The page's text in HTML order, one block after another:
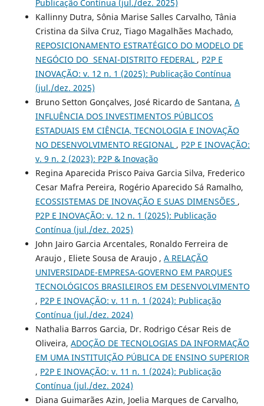
Publicação Contínua (jul./dez. 2025)
Kallinny Dutra, Sônia Marise Salles Carvalho, Tânia
Cristina da Silva Cruz, Tiago Magalhães Machado,
REPOSICIONAMENTO ESTRATÉGICO DO MODELO DE
NEGÓCIO DO SENAI-DISTRITO FEDERAL , P2P E
INOVAÇÃO: v. 12 n. 1 (2025): Publicação Contínua
(jul./dez. 2025)
Bruno Setton Gonçalves, José Ricardo de Santana, A
INFLUÊNCIA DOS INVESTIMENTOS PÚBLICOS
ESTADUAIS EM CIÊNCIA, TECNOLOGIA E INOVAÇÃO
NO DESENVOLVIMENTO REGIONAL , P2P E INOVAÇÃO:
v. 9 n. 2 (2023): P2P & Inovação
Regina Aparecida Prisco Paiva Garcia Silva, Frederico
Cesar Mafra Pereira, Rogério Aparecido Sá Ramalho,
ECOSSISTEMAS DE INOVAÇÃO E SUAS DIMENSÕES ,
P2P E INOVAÇÃO: v. 12 n. 1 (2025): Publicação
Contínua (jul./dez. 2025)
John Jairo Garcia Arcentales, Ronaldo Ferreira de
Araujo , Eliete Sousa de Araujo , A RELAÇÃO
UNIVERSIDADE-EMPRESA-GOVERNO EM PARQUES
TECNOLÓGICOS BRASILEIROS EM DESENVOLVIMENTO
, P2P E INOVAÇÃO: v. 11 n. 1 (2024): Publicação
Contínua (jul./dez. 2024)
Nathalia Barros Garcia, Dr. Rodrigo César Reis de
Oliveira, ADOÇÃO DE TECNOLOGIAS DA INFORMAÇÃO
EM UMA INSTITUIÇÃO PÚBLICA DE ENSINO SUPERIOR
, P2P E INOVAÇÃO: v. 11 n. 1 (2024): Publicação
Contínua (jul./dez. 2024)
Diana Guimarães Azin, Joelia Marques de Carvalho,